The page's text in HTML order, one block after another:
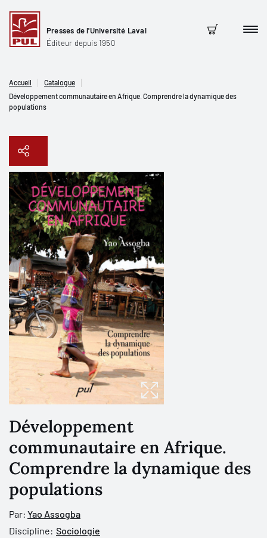
Presses de l'Université Laval
Éditeur depuis 1950
Panier
Accueil
Catalogue
Développement communautaire en Afrique. Comprendre la dynamique des
populations
Copier le lien
Développement
communautaire en Afrique.
Comprendre la dynamique des
populations
Par: Yao Assogba
Discipline: Sociologie